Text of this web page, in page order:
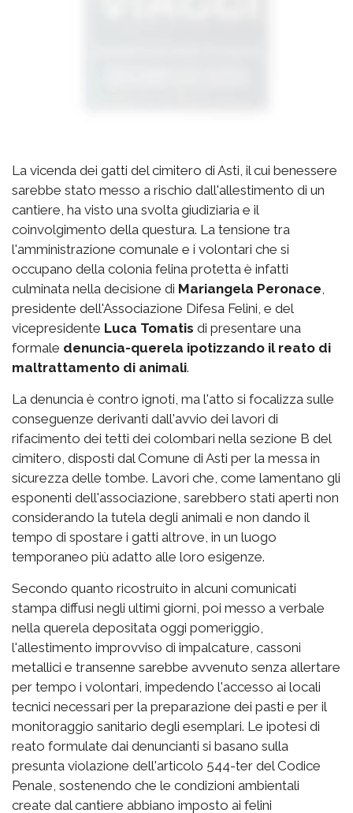
La vicenda dei gatti del cimitero di Asti, il cui benessere
sarebbe stato messo a rischio dall'allestimento di un
cantiere, ha visto una svolta giudiziaria e il
coinvolgimento della questura. La tensione tra
l'amministrazione comunale e i volontari che si
occupano della colonia felina protetta è infatti
culminata nella decisione di Mariangela Peronace,
presidente dell'Associazione Difesa Felini, e del
vicepresidente Luca Tomatis di presentare una
formale denuncia-querela ipotizzando il reato di
maltrattamento di animali.
La denuncia è contro ignoti, ma l'atto si focalizza sulle
conseguenze derivanti dall'avvio dei lavori di
rifacimento dei tetti dei colombari nella sezione B del
cimitero, disposti dal Comune di Asti per la messa in
sicurezza delle tombe. Lavori che, come lamentano gli
esponenti dell'associazione, sarebbero stati aperti non
considerando la tutela degli animali e non dando il
tempo di spostare i gatti altrove, in un luogo
temporaneo più adatto alle loro esigenze.
Secondo quanto ricostruito in alcuni comunicati
stampa diffusi negli ultimi giorni, poi messo a verbale
nella querela depositata oggi pomeriggio,
l'allestimento improvviso di impalcature, cassoni
metallici e transenne sarebbe avvenuto senza allertare
per tempo i volontari, impedendo l'accesso ai locali
tecnici necessari per la preparazione dei pasti e per il
monitoraggio sanitario degli esemplari. Le ipotesi di
reato formulate dai denuncianti si basano sulla
presunta violazione dell'articolo 544-ter del Codice
Penale, sostenendo che le condizioni ambientali
create dal cantiere abbiano imposto ai felini